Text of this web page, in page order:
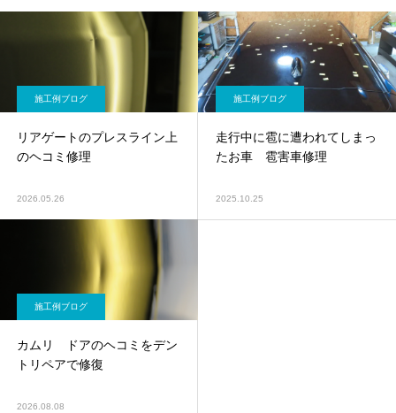
施工例ブログ
リアゲートのプレスライン上
のヘコミ修理
2026.05.26
施工例ブログ
走行中に雹に遭われてしまっ
たお車 雹害車修理
2025.10.25
施工例ブログ
カムリ ドアのヘコミをデン
トリペアで修復
2026.08.08